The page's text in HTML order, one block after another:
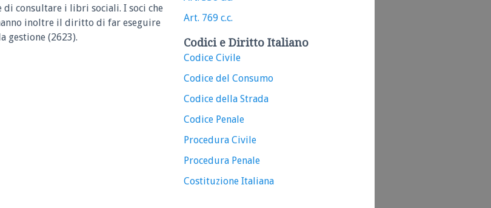
consultare i libri sociali. I soci che
inoltre il diritto di far eseguire
gestione (2623).
Art. 769 c.c.
Codici e Diritto Italiano
Codice Civile
Codice del Consumo
Codice della Strada
Codice Penale
Procedura Civile
Procedura Penale
Costituzione Italiana